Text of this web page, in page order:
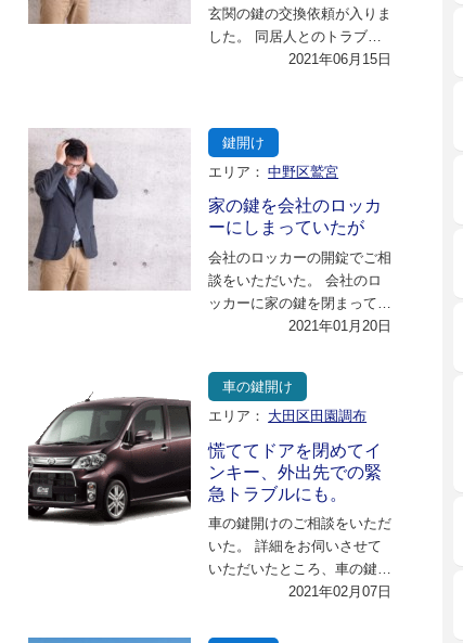
玄関の鍵の交換依頼が入りま
した。 同居人とのトラブル
があり、 今から直ぐに来れ
2021年06月15日
鍵開け
エリア： 中野区鷲宮
家の鍵を会社のロッカ
ーにしまっていたが
会社のロッカーの開錠でご相
談をいただいた。 会社のロ
ッカーに家の鍵を閉まってい
たまま鍵をかけてしまったと
2021年01月20日
車の鍵開け
エリア： 大田区田園調布
慌ててドアを閉めてイ
ンキー、外出先での緊
急トラブルにも。
車の鍵開けのご相談をいただ
いた。 詳細をお伺いさせて
いただいたところ、車の鍵を
車内に入れたままドアを閉め
2021年02月07日